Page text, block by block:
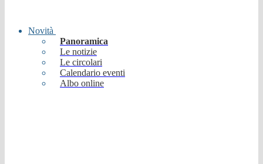
Novità
Panoramica
Le notizie
Le circolari
Calendario eventi
Albo online